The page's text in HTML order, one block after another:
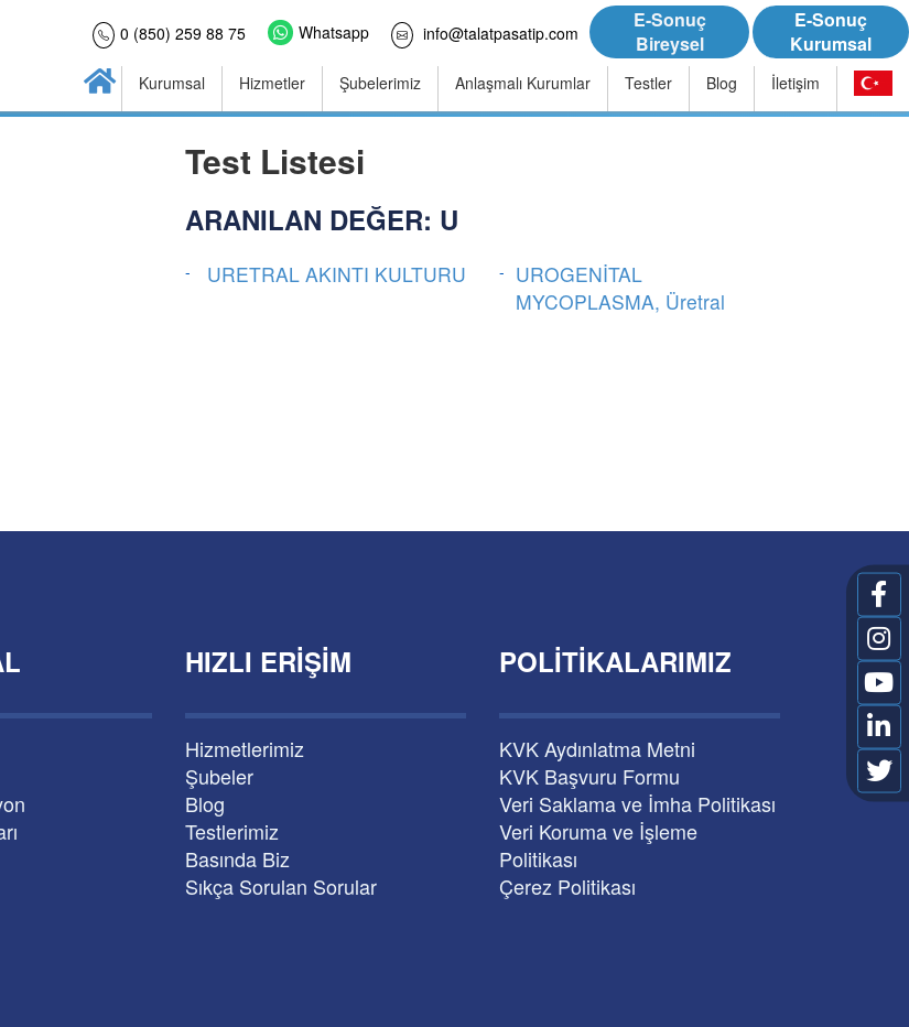
0 (850) 259 88 75 Whatsapp info@talatpasatip.com
E-Sonuç
Bireysel
E-Sonuç
Kurumsal
Kurumsal Hizmetler Şubelerimiz Anlaşmalı Kurumlar Testler Blog İletişim
Test Listesi
ARANILAN DEĞER: U
URETRAL AKINTI KULTURU
UROGENİTAL
MYCOPLASMA, Üretral
HIZLI ERIŞIM
Hizmetlerimiz
Şubeler
Blog
Testlerimiz
Basında Biz
Sıkça Sorulan Sorular
POLITIKALARIMIZ
KVK Aydınlatma Metni
KVK Başvuru Formu
Veri Saklama ve İmha Politikası
Veri Koruma ve İşleme
Politikası
Çerez Politikası